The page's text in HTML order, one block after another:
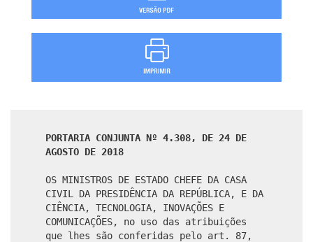
PORTARIA CONJUNTA Nº 4.308, DE 24 DE
AGOSTO DE 2018
OS MINISTROS DE ESTADO CHEFE DA CASA
CIVIL DA PRESIDÊNCIA DA REPÚBLICA, E DA
CIÊNCIA, TECNOLOGIA, INOVAÇÕES E
COMUNICAÇÕES, no uso das atribuições
que lhes são conferidas pelo art. 87,